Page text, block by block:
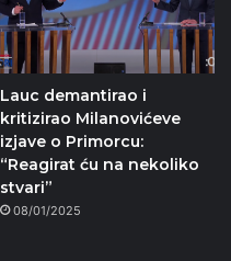
Lauc demantirao i
kritizirao Milanovićeve
izjave o Primorcu:
“Reagirat ću na nekoliko
stvari”
08/01/2025